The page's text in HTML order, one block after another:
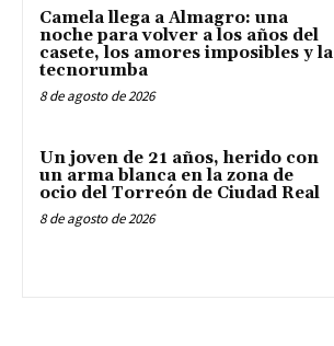
Camela llega a Almagro: una
noche para volver a los años del
casete, los amores imposibles y la
tecnorumba
8 de agosto de 2026
Un joven de 21 años, herido con
un arma blanca en la zona de
ocio del Torreón de Ciudad Real
8 de agosto de 2026